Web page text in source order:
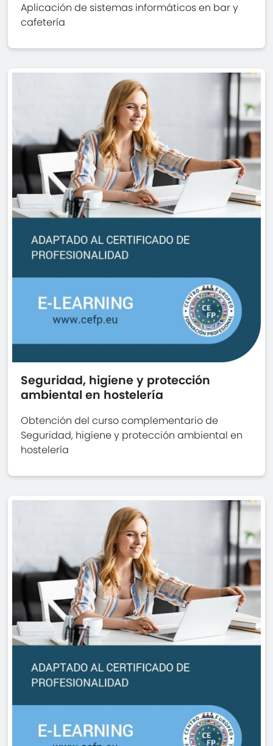
Aplicación de sistemas informáticos en bar y
cafetería
Seguridad, higiene y protección
ambiental en hostelería
Obtención del curso complementario de
Seguridad, higiene y protección ambiental en
hostelería